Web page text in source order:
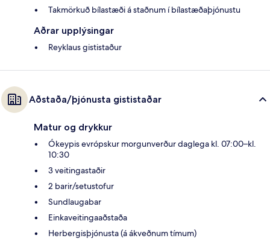
Takmörkuð bílastæði á staðnum í bílastæðaþjónustu
Aðrar upplýsingar
Reyklaus gististaður
Aðstaða/þjónusta gististaðar
Matur og drykkur
Ókeypis evrópskur morgunverður daglega kl. 07:00–kl.
10:30
3 veitingastaðir
2 barir/setustofur
Sundlaugabar
Einkaveitingaaðstaða
Herbergisþjónusta (á ákveðnum tímum)